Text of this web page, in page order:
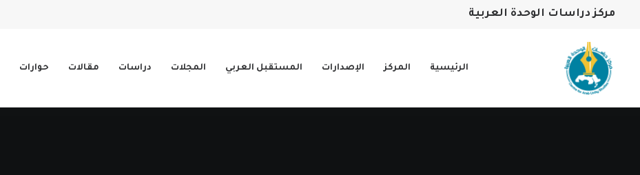
مركز دراسات الوحدة العربية
الرئيسية المركز الإصدارات المستقبل العربي المجلات دراسات مقالات حوارات